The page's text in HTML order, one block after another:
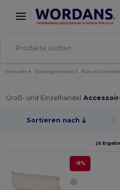
× Wordans App
Bessere Preise in der App!
Startseite Werbegeschenke Büro & Schreiben
Groß- und Einzelhandel
Sortieren nach
25
-8%